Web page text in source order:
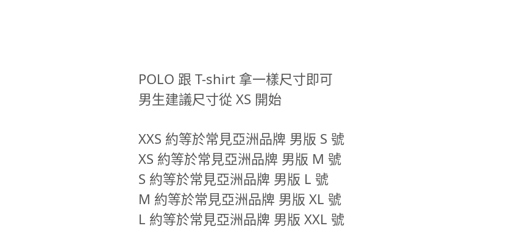
POLO 跟 T-shirt 拿一樣尺寸即可
男生建議尺寸從 XS 開始
XXS 約等於常見亞洲品牌 男版 S 號
XS 約等於常見亞洲品牌 男版 M 號
S 約等於常見亞洲品牌 男版 L 號
M 約等於常見亞洲品牌 男版 XL 號
L 約等於常見亞洲品牌 男版 XXL 號